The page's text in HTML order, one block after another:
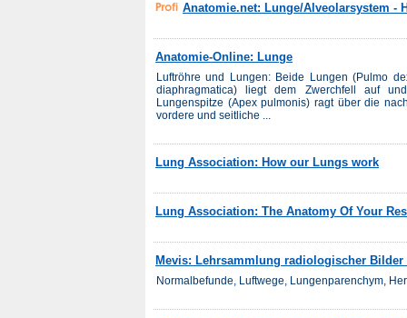
Anatomie.net: Lunge/Alveolarsystem -
Anatomie-Online: Lunge
Luftröhre und Lungen: Beide Lungen (Pulmo
diaphragmatica) liegt dem Zwerchfell auf
Lungenspitze (Apex pulmonis) ragt über die
vordere und seitliche ...
Lung Association: How our Lungs work
Lung Association: The Anatomy Of Your
Mevis: Lehrsammlung radiologischer
Normalbefunde, Luftwege, Lungenparenchym,